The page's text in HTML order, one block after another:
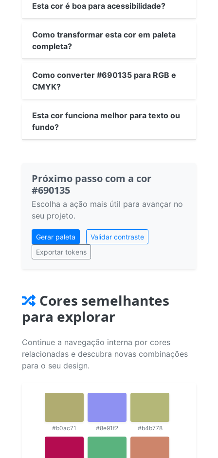
Esta cor é boa para acessibilidade?
Como transformar esta cor em paleta
completa?
Como converter #690135 para RGB e
CMYK?
Esta cor funciona melhor para texto ou
fundo?
Próximo passo com a cor
#690135
Escolha a ação mais útil para avançar no
seu projeto.
Gerar paleta
Validar contraste
Exportar tokens
Cores semelhantes
para explorar
Continue a navegação interna por cores
relacionadas e descubra novas combinações
para o seu design.
#b0ac71 #8e91f2 #b4b778